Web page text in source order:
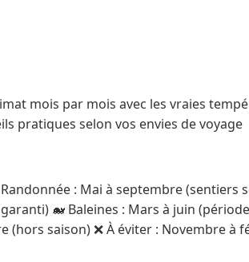
mois par mois avec les vraies
pratiques selon vos envies de voyage
Randonnée : Mai à septembre (sentiers
🐋 Baleines : Mars à juin (période
saison) ❌ À éviter : Novembre à